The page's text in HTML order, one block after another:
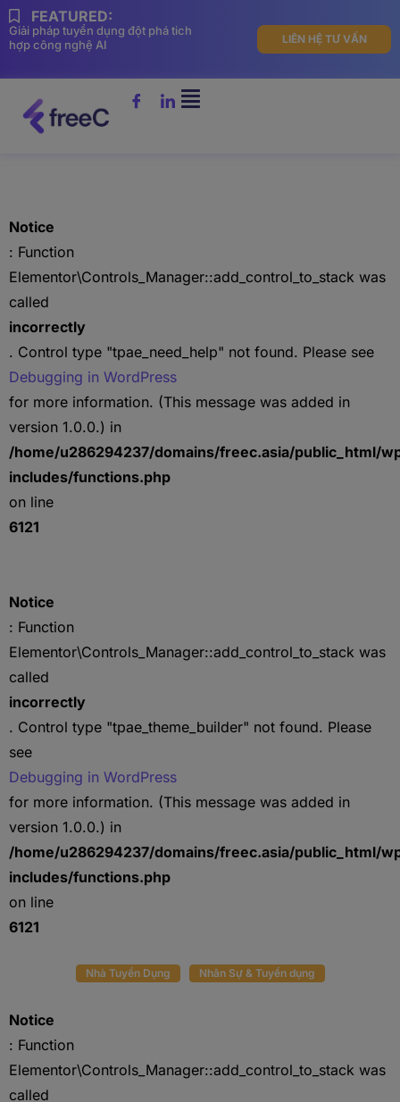
FEATURED:
Giải pháp tuyển dụng đột phá tich
hợp công nghệ AI
LIÊN HỆ TƯ VẤN
Notice
: Function
Elementor\Controls_Manager::add_control_to_stack was
called
incorrectly
. Control type "tpae_need_help" not found. Please see
Debugging in WordPress
for more information. (This message was added in
version 1.0.0.) in
/home/u286294237/domains/freec.asia/public_html/
includes/functions.php
on line
6121
Notice
: Function
Elementor\Controls_Manager::add_control_to_stack was
called
incorrectly
. Control type "tpae_theme_builder" not found. Please
see
Debugging in WordPress
for more information. (This message was added in
version 1.0.0.) in
/home/u286294237/domains/freec.asia/public_html/
includes/functions.php
on line
6121
Nhà Tuyển Dụng Nhân Sự & Tuyển dụng
Notice
: Function
Elementor\Controls_Manager::add_control_to_stack was
called